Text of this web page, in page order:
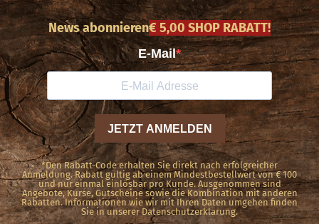
News abonnieren€ 5,00 SHOP RABATT!
*Den Rabatt-Code erhalten Sie direkt nach erfolgreicher
Anmeldung. Rabatt gültig ab einem Mindestbestellwert von € 100
und nur einmal einlösbar pro Kunde. Ausgenommen sind
Angebote, Kurse, Gutscheine sowie die Kombination mit anderen
Rabatten. Informationen wie wir mit Ihren Daten umgehen finden
Sie in unserer Datenschutzerklärung.